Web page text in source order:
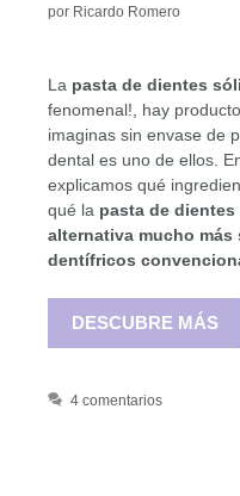
por Ricardo Romero
La pasta de dientes
fenomenal!, hay
imaginas sin envase de
dental es uno de ellos.
explicamos qué
qué la pasta de
alternativa mucho más
dentífricos
DESCUBRE MÁS
4 comentarios